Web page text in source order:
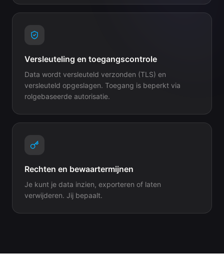
Versleuteling en toegangscontrole
Data wordt versleuteld verzonden (TLS) en
versleuteld opgeslagen. Toegang is beperkt via
rolgebaseerde autorisatie.
Rechten en bewaartermijnen
Je kunt je data inzien, exporteren of laten
verwijderen. Jij bepaalt.